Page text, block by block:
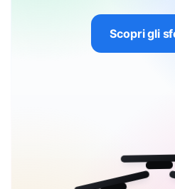
Scopri gli